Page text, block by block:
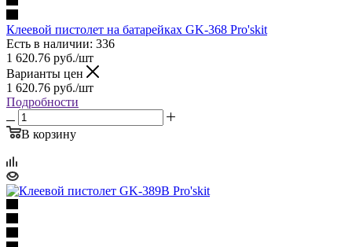
Клеевой пистолет на батарейках GK-368 Pro'skit
Есть в наличии: 336
1 620.76 руб./шт
Варианты цен
1 620.76 руб./шт
Подробности
В корзину